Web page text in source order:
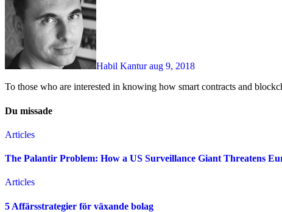
Habil Kanturaug 9, 2018
To those who are interested in knowing how smart contracts and
Du missade
Articles
The Palantir Problem: How a US Surveillance Giant Threatens
Articles
5 Affärsstrategier för växande bolag